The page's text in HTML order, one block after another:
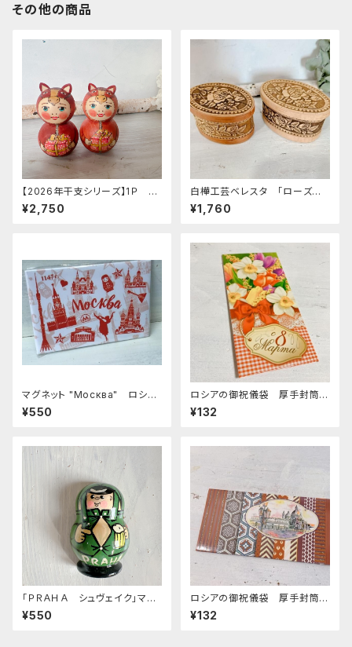
その他の商品
【2026年干支シリーズ】1Ｐ リ
ューバ作 お馬ちゃん人形 B「プ
レゼント」
¥2,750
白樺工芸ベレスタ 「ローズ
楕円」 BE038
¥1,760
マグネット "Москва" ロシア
土産に最適 ZZ272
¥550
ロシアの御祝儀袋 厚手封筒
E-281 「3/8 国際婦人デー
リボン」
¥132
「ＰＲＡＨＡ シュヴェイク」マグ
ネット 7ｃｍ
¥550
ロシアの御祝儀袋 厚手封筒
E-305 「古い街並み」
¥132